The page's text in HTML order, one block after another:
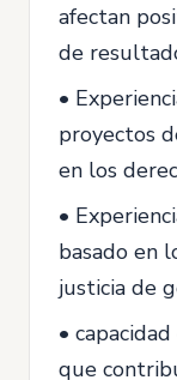
afectan
de
•
proyectos
en los
•
basado en
justicia de
•
que